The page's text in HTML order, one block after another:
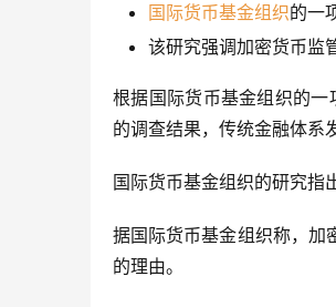
国际货币基金组织的一
该研究强调加密货币监
根据国际货币基金组织的
的调查结果，传统金融体系
国际货币基金组织的研究指
据国际货币基金组织称，加
的理由。